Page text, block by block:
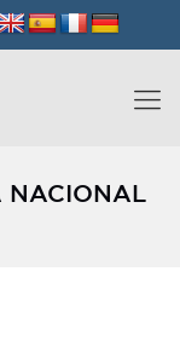
NACIONAL